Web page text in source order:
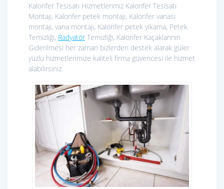
Kalorifer Tesisatı Hizmetlerimiz Kalorifer Tesisatı
Montajı, Kalorifer petek montajı, Kalorifer vanası
montajı, vana montajı, Kalorifer petek yıkama, Petek
Temizliği, Radyatör Temizliği, Kalorifer Kaçaklarının
Giderilmesi her zaman bizlerden destek alarak güler
yüzlü hizmetlerimize kaliteli firma güvencesi ile hizmet
alabilirsiniz.